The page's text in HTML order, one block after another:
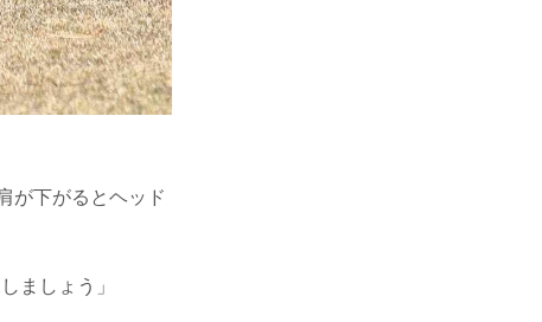
が下がるとヘッド
ましょう」